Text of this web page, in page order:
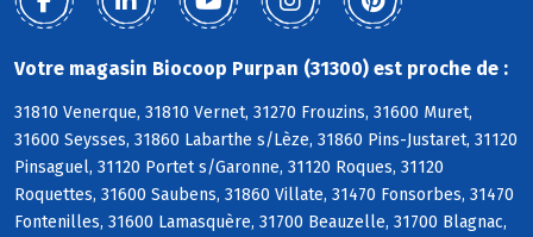
Votre magasin Biocoop Purpan (31300) est proche de :
31810 Venerque, 31810 Vernet, 31270 Frouzins, 31600 Muret,
31600 Seysses, 31860 Labarthe s/Lèze, 31860 Pins-Justaret, 31120
Pinsaguel, 31120 Portet s/Garonne, 31120 Roques, 31120
Roquettes, 31600 Saubens, 31860 Villate, 31470 Fonsorbes, 31470
Fontenilles, 31600 Lamasquère, 31700 Beauzelle, 31700 Blagnac,